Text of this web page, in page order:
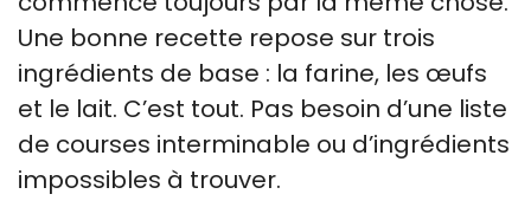
Une bonne recette repose sur trois
ingrédients de base : la farine, les œufs
et le lait. C’est tout. Pas besoin d’une liste
de courses interminable ou d’ingrédients
impossibles à trouver.